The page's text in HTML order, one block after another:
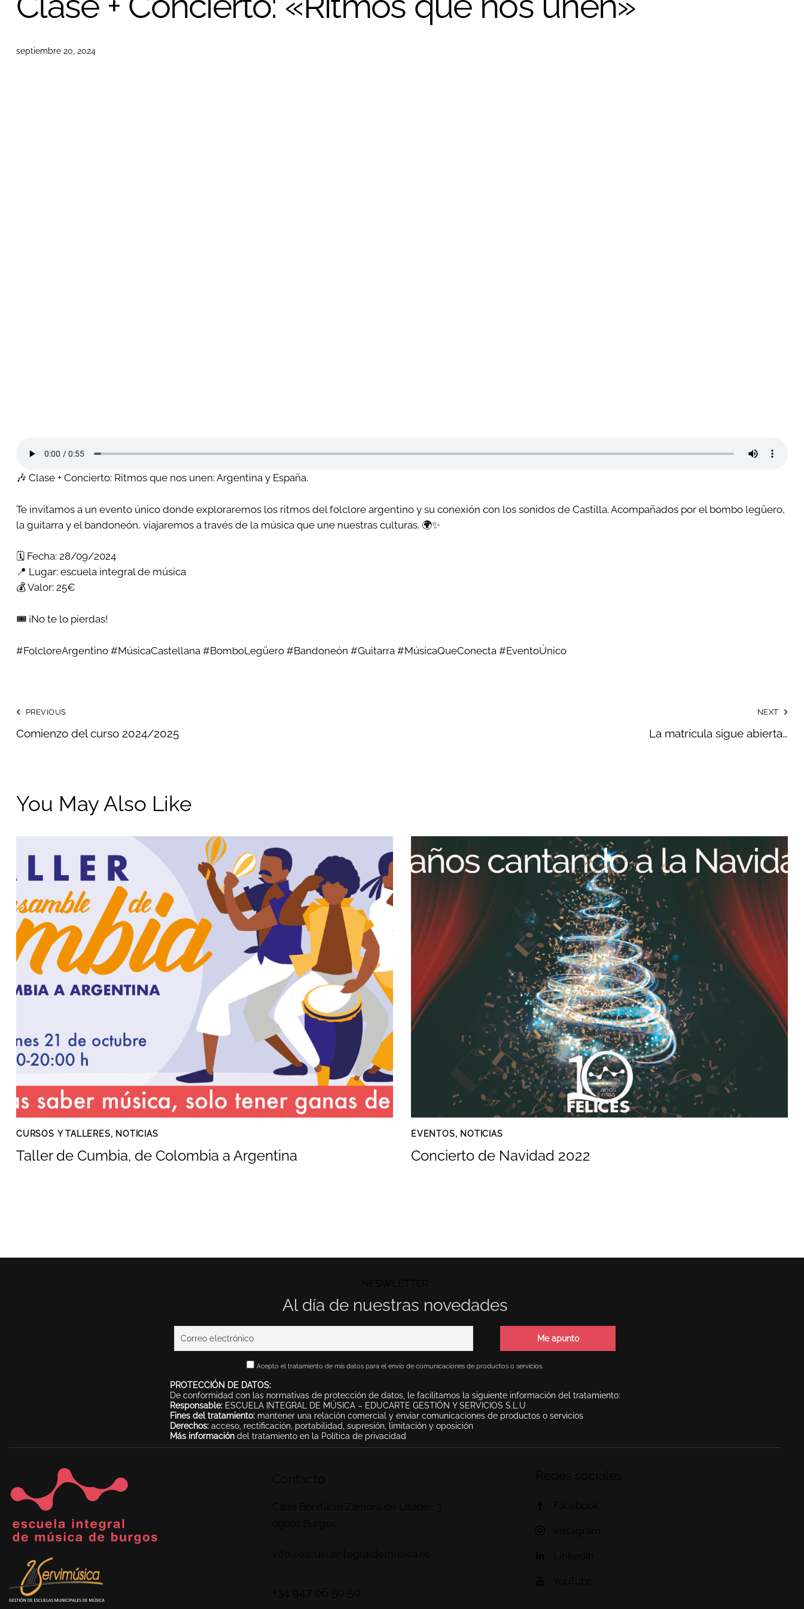
septiembre 20, 2024
🎶 Clase + Concierto: Ritmos que nos unen: Argentina y España.
Te invitamos a un evento único donde exploraremos los ritmos del folclore argentino y su conexión con los sonidos de Castilla. Acompañados por el bombo legüero,
la guitarra y el bandoneón, viajaremos a través de la música que une nuestras culturas. 🌍✨
🗓️ Fecha: 28/09/2024
📍 Lugar: escuela integral de música
💰 Valor: 25€
🎟️ ¡No te lo pierdas!
#FolcloreArgentino #MúsicaCastellana #BomboLegüero #Bandoneón #Guitarra #MúsicaQueConecta #EventoÚnico
PREVIOUS
Comienzo del curso 2024/2025
NEXT
La matrícula sigue abierta…
You May Also Like
CURSOS Y TALLERES, NOTICIAS
Taller de Cumbia, de Colombia a Argentina
EVENTOS, NOTICIAS
Concierto de Navidad 2022
Al día de nuestras novedades
Acepto el tratamiento de mis datos para el envío de comunicaciones de productos o servicios.
PROTECCIÓN DE DATOS:
De conformidad con las normativas de protección de datos, le facilitamos la siguiente información del tratamiento:
Responsable:ESCUELA INTEGRAL DE MÚSICA – EDUCARTE GESTIÓN Y SERVICIOS S.L.U
Fines del tratamiento:mantener una relación comercial y enviar comunicaciones de productos o servicios
Derechos:acceso, rectificación, portabilidad, supresión, limitación y oposición
Más informacióndel tratamiento en la Política de privacidad